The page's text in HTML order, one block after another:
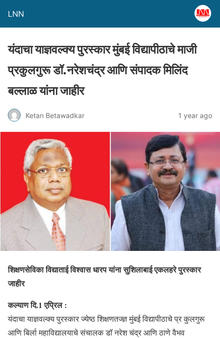
LNN
यंदाचा याज्ञवल्क्य पुरस्कार मुंबई विद्यापीठाचे माजी
प्रकुलगुरू डॉ.नरेशचंद्र आणि संपादक मिलिंद
बल्लाळ यांना जाहीर
Ketan Betawadkar 1 year ago
शिक्षणसेविका विद्याताई विश्वास धारप यांना सुशिलाबाई एकलहरे पुरस्कार
जाहीर
कल्याण दि.1 एप्रिल :
यंदाचा याज्ञवल्क्य पुरस्कार ज्येष्ठ शिक्षणतज्ज्ञ मुंबई विद्यापीठाचे प्र कुलगुरू
आणि बिर्ला महाविद्यालयाचे संचालक डॉ नरेश चंद्र आणि ठाणे वैभव